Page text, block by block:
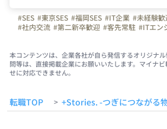
#SES #東京SES #福岡SES #IT企業 #未経験歓
#社内交流 #第二新卒歓迎 #客先常駐 #ITエン
本コンテンツは、企業各社が自ら発信するオリジナ
問等は、直接掲載企業にお願いいたします。マイナ
せに対応できません。
転職TOP > +Stories. -つぎにつながる